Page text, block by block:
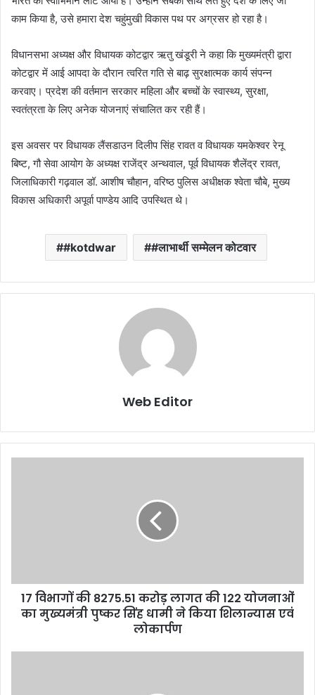
काम किया है, उसे हमारा देश चहुंमुखी विकास पथ पर अग्रसर हो रहा है।
विधानसभा अध्यक्ष और विधायक कोटद्वार ऋतु खंडूरी ने कहा कि मुख्यमंत्री द्वारा
कोटद्वार में आई आपदा के दौरान त्वरित गति से बाढ़ सुरक्षात्मक कार्य संपन्न
करवाए। प्रदेश की वर्तमान सरकार महिला और बच्चों के स्वास्थ्य, सुरक्षा,
स्वतंत्रता के लिए अनेक योजनाएं संचालित कर रही हैं।
इस अवसर पर विधायक लैंसडाउन दिलीप सिंह रावत व विधायक यमकेश्वर रेनू
बिष्ट, गौ सेवा आयोग के अध्यक्ष राजेंद्र अन्थवाल, पूर्व विधायक शैलेंद्र रावत,
जिलाधिकारी गढ़वाल डॉ. आशीष चौहान, वरिष्ठ पुलिस अधीक्षक श्वेता चौबे, मुख्य
विकास अधिकारी अपूर्वा पाण्डेय आदि उपस्थित थे।
#kotdwar #लाभार्थी सम्मेलन कोटवार
Web Editor
17 विभागों की 8275.51 करोड़ लागत की 122 योजनाओं
का मुख्यमंत्री पुष्कर सिंह धामी ने किया शिलान्यास एवं
लोकार्पण